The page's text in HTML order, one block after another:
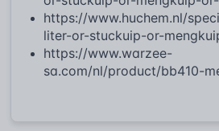
https://www.huchem.nl/
liter-or-stuckuip-or-
https://www.warzee-
sa.com/nl/product/bb410-